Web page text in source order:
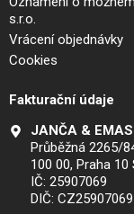
s.r.o.
Vrácení objednávky
Cookies
Fakturační údaje
JANČA &
Průběžná 2265/
100 00, Praha 10
IČ: 25907069
DIČ: CZ25907069